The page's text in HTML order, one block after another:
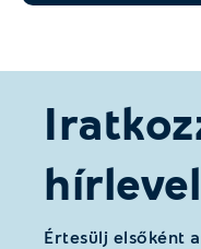
Értesülj elsőként